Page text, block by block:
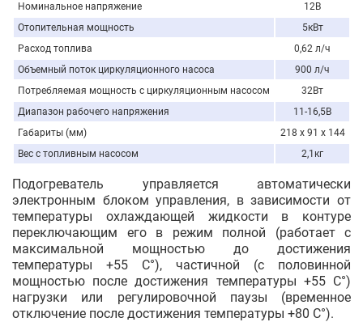
Номинальное напряжение
12В
Отопительная мощность
5кВт
Расход топлива
0,62 л/ч
Объемный поток циркуляционного насоса
900 л/ч
Потребляемая мощность с циркуляционным насосом
32Вт
Диапазон рабочего напряжения
11-16,5В
Габариты (мм)
218 х 91 х 144
Вес с топливным насосом
2,1кг
Подогреватель управляется автоматически
электронным блоком управления, в зависимости от
температуры охлаждающей жидкости в контуре
переключающим его в режим полной (работает с
максимальной мощностью до достижения
температуры +55 С°), частичной (с половинной
мощностью после достижения температуры +55 С°)
нагрузки или регулировочной паузы (временное
отключение после достижения температуры +80 С°).